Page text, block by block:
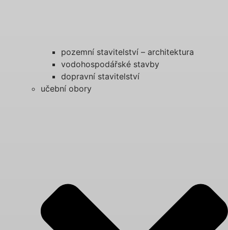
pozemní stavitelství – architektura
vodohospodářské stavby
dopravní stavitelství
učební obory